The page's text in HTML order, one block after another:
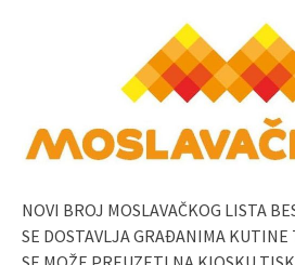
NOVI BROJ MOSLAVAČKOG LISTA
SE DOSTAVLJA GRAĐANIMA KUTINE